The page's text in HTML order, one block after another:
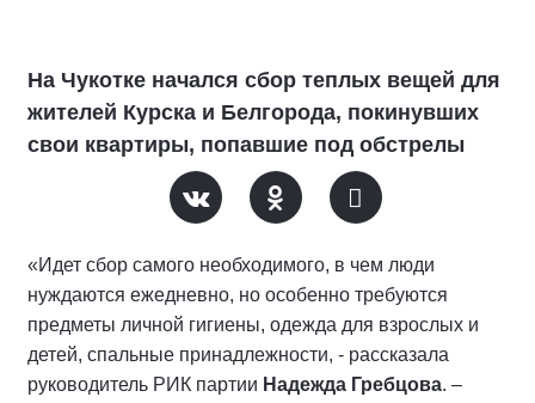
На Чукотке начался сбор теплых вещей для
жителей Курска и Белгорода, покинувших
свои квартиры, попавшие под обстрелы
«Идет сбор самого необходимого, в чем люди
нуждаются ежедневно, но особенно требуются
предметы личной гигиены, одежда для взрослых и
детей, спальные принадлежности, - рассказала
руководитель РИК партии Надежда Гребцова. –